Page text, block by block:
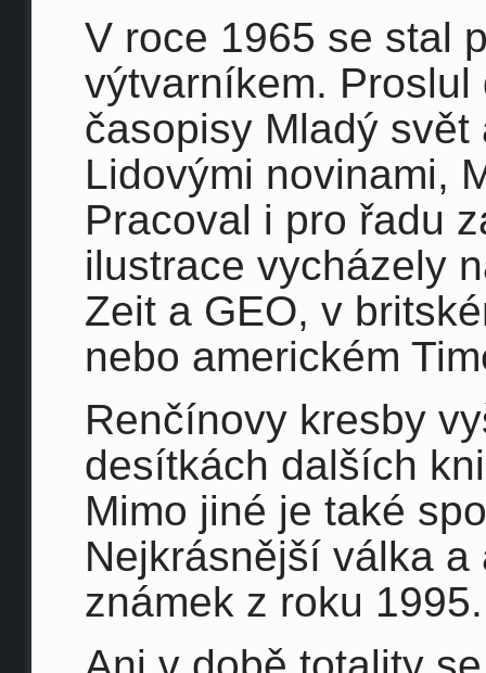
V roce 1965 se stal
výtvarníkem.
časopisy Mladý
Lidovými novinami,
Pracoval i pro řadu
ilustrace vycházely
Zeit a GEO, v
nebo americkém
Renčínovy kresby
desítkách dalších
Mimo jiné je také
Nejkrásnější válka
známek z roku 1995.